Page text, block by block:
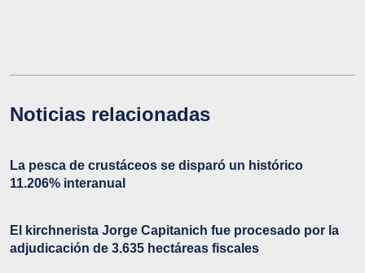
Noticias relacionadas
La pesca de crustáceos se disparó un histórico
11.206% interanual
El kirchnerista Jorge Capitanich fue procesado por la
adjudicación de 3.635 hectáreas fiscales